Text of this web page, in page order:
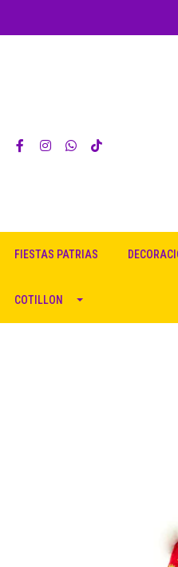
FIESTAS PATRIAS
COTILLON